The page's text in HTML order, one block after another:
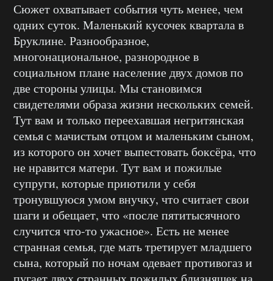
Сюжет охватывает события чуть менее, чем
одних суток. Маленький кусочек квартала в
Бруклине. Разнообразное,
многонациональное, разнородное в
социальном плане население двух домов по
две стороны улицы. Мы становимся
свидетелями образа жизни нескольких семей.
Тут вам и только переехавшая негритянская
семья с мачистым отцом и маленьким сыном,
из которого он хочет выпестовать боксёра, что
не нравится матери. Тут вам и пожилые
супруги, которые приютили у себя
тронувшуюся умом внучку, что считает свои
шаги и обещает, что «после пятитысячного
случится что-то ужасное». Есть не менее
странная семья, где мать третирует младшего
сына, который по ночам одевает противогаз и